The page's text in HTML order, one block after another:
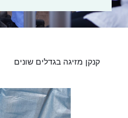
קנקן מזיגה בגדלים שונים